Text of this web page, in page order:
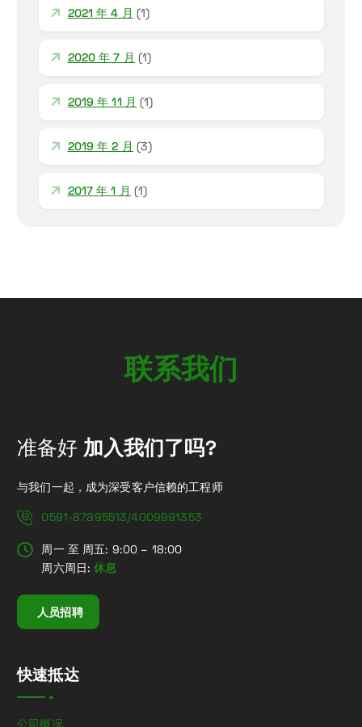
2021 年 4 月 (1)
2020 年 7 月 (1)
2019 年 11 月 (1)
2019 年 2 月 (3)
2017 年 1 月 (1)
联系我们
准备好 加入我们了吗?
与我们一起，成为深受客户信赖的工程师
0591-87895513/4009991353
周一 至 周五: 9:00 – 18:00
周六周日:休息
人员招聘
快速抵达
公司概况